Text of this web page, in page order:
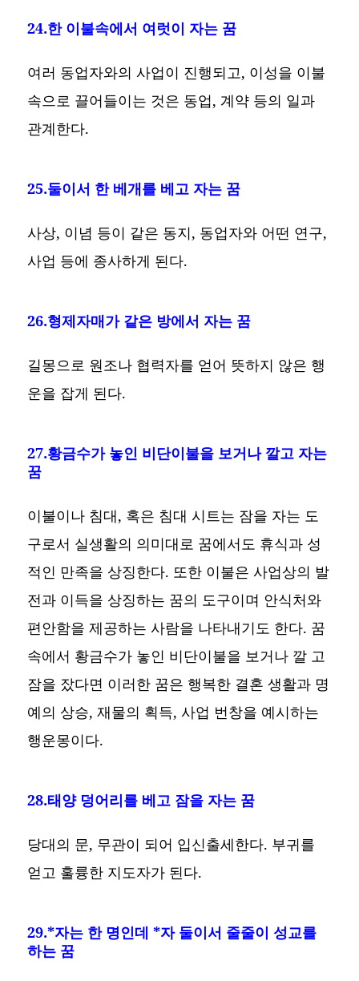
24.한 이불속에서 여럿이 자는 꿈
여러 동업자와의 사업이 진행되고, 이성을 이불
속으로 끌어들이는 것은 동업, 계약 등의 일과
관계한다.
25.둘이서 한 베개를 베고 자는 꿈
사상, 이념 등이 같은 동지, 동업자와 어떤 연구,
사업 등에 종사하게 된다.
26.형제자매가 같은 방에서 자는 꿈
길몽으로 원조나 협력자를 얻어 뜻하지 않은 행
운을 잡게 된다.
27.황금수가 놓인 비단이불을 보거나 깔고 자는
꿈
이불이나 침대, 혹은 침대 시트는 잠을 자는 도
구로서 실생활의 의미대로 꿈에서도 휴식과 성
적인 만족을 상징한다. 또한 이불은 사업상의 발
전과 이득을 상징하는 꿈의 도구이며 안식처와
편안함을 제공하는 사람을 나타내기도 한다. 꿈
속에서 황금수가 놓인 비단이불을 보거나 깔 고
잠을 잤다면 이러한 꿈은 행복한 결혼 생활과 명
예의 상승, 재물의 획득, 사업 번창을 예시하는
행운몽이다.
28.태양 덩어리를 베고 잠을 자는 꿈
당대의 문, 무관이 되어 입신출세한다. 부귀를
얻고 훌륭한 지도자가 된다.
29.*자는 한 명인데 *자 둘이서 줄줄이 성교를
하는 꿈